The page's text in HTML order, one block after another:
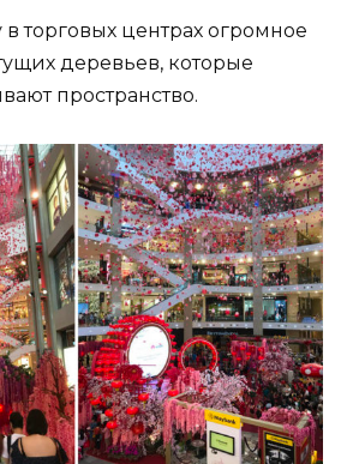
торговых центрах огромное
деревьев, которые
пространство.